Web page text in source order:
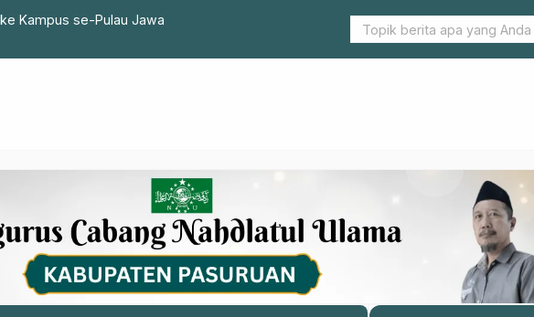
Kampus se-Pulau Jawa Difitnah, Ketum PMII Pasuruan